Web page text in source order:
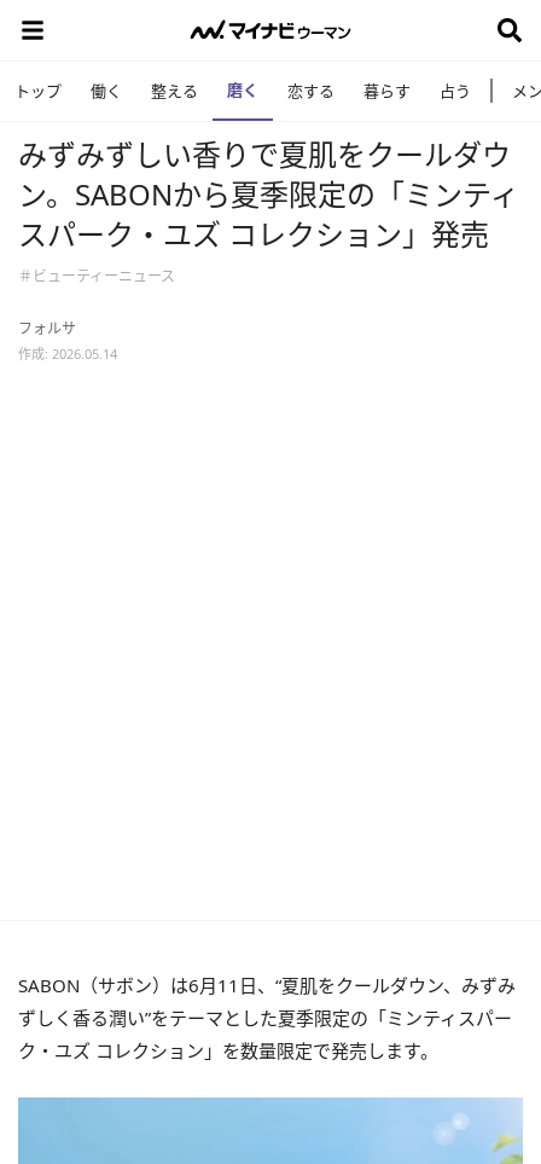
トップ 働く 整える 磨く 恋する 暮らす 占う メ
みずみずしい香りで夏肌をクールダウ
ン。SABONから夏季限定の「ミンティ
スパーク・ユズ コレクション」発売
＃ビューティーニュース
フォルサ
作成: 2026.05.14
SABON（サボン）は6月11日、“夏肌をクールダウン、みずみ
ずしく香る潤い”をテーマとした夏季限定の「ミンティスパー
ク・ユズ コレクション」を数量限定で発売します。